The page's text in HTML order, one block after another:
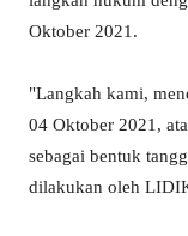
Oktober 2021.
"Langkah kami,
04 Oktober 2021,
sebagai bentuk
dilakukan oleh